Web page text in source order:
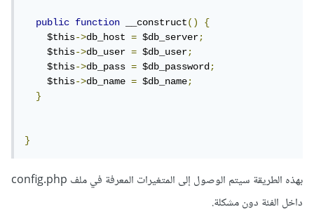
public function __construct()
{
    $this
->db_host = $db_server;
    $this
->db_user = $db_user;
    $this
->db_pass = $db_password;
    $this
->db_name = $db_name;
}
}
بهذه الطريقة سيتم الوصول إلى المتغيرات المعرفة في ملف config.php
داخل الفئة دون مشكلة.